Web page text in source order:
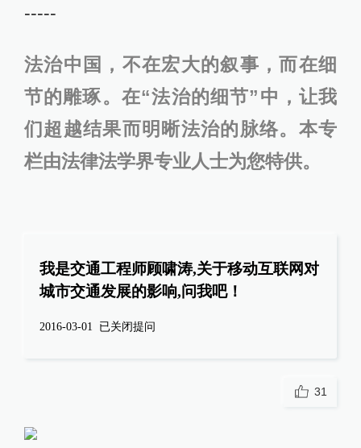
-----
法治中国，不在宏大的叙事，而在细
节的雕琢。在“法治的细节”中，让我
们超越结果而明晰法治的脉络。本专
栏由法律法学界专业人士为您特供。
我是交通工程师顾啸涛,关于移动互联网对
城市交通发展的影响,问我吧！
2016-03-01 已关闭提问
31